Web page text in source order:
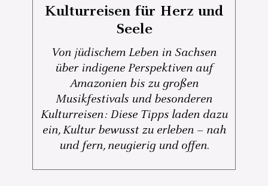
Kulturreisen für Herz und
Seele
Von jüdischem Leben in Sachsen
über indigene Perspektiven auf
Amazonien bis zu großen
Musikfestivals und besonderen
Kulturreisen: Diese Tipps laden dazu
ein, Kultur bewusst zu erleben – nah
und fern, neugierig und offen.